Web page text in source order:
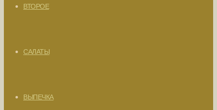
ВТОРОЕ
САЛАТЫ
ВЫПЕЧКА